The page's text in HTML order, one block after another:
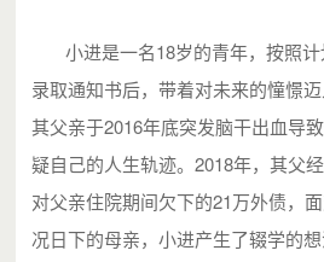
小进是一名18岁的青年，按照
录取通知书后，带着对未来的憧憬
其父亲于2016年底突发脑干出血导
疑自己的人生轨迹。2018年，其父
对父亲住院期间欠下的21万外债，
况日下的母亲，小进产生了辍学的